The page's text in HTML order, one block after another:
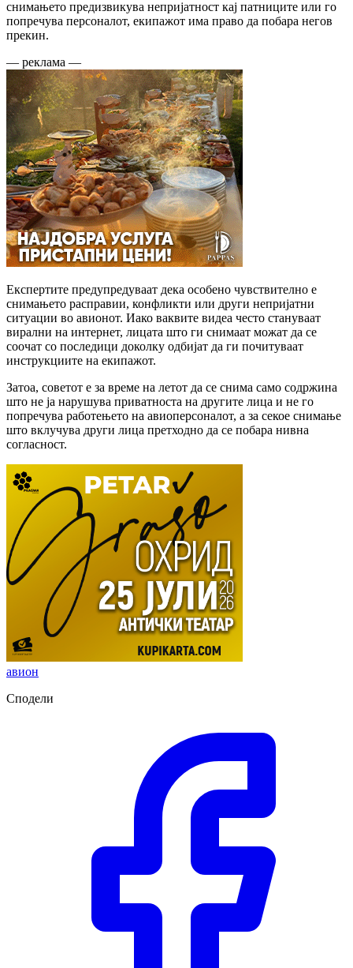
снимањето предизвикува непријатност кај патниците или го
попречува персоналот, екипажот има право да побара негов
прекин.
— реклама —
Експертите предупредуваат дека особено чувствително е
снимањето расправии, конфликти или други непријатни
ситуации во авионот. Иако ваквите видеа често стануваат
вирални на интернет, лицата што ги снимаат можат да се
соочат со последици доколку одбијат да ги почитуваат
инструкциите на екипажот.
Затоа, советот е за време на летот да се снима само содржина
што не ја нарушува приватноста на другите лица и не го
попречува работењето на авиоперсоналот, а за секое снимање
што вклучува други лица претходно да се побара нивна
согласност.
авион
Сподели